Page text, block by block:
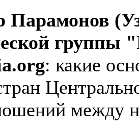
группы
.org: какие
между